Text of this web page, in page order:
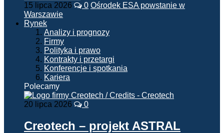
15 lipca 2026 0 Ośrodek ESA powstanie w
Warszawie
Rynek
Analizy i prognozy
Firmy
Polityka i prawo
Kontrakty i przetargi
Konferencje i spotkania
Kariera
Polecamy
20 lipca 2026 0
Creotech – projekt ASTRAL